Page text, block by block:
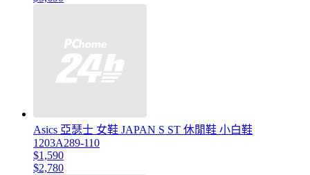
Asics 亞瑟士 女鞋 JAPAN S ST 休閒鞋 小白鞋
1203A289-110
$1,590
$2,780